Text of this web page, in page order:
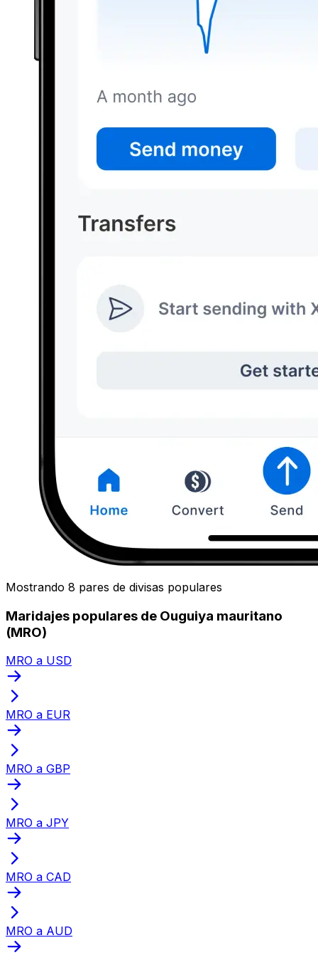
Mostrando 8 pares de divisas populares
Maridajes populares de Ouguiya mauritano
(MRO)
MRO a USD
MRO a EUR
MRO a GBP
MRO a JPY
MRO a CAD
MRO a AUD